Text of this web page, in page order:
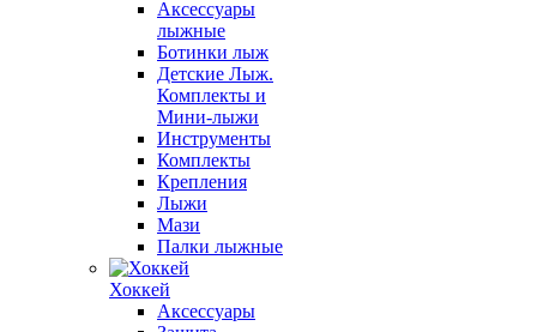
Аксессуары
лыжные
Ботинки лыж
Детские Лыж.
Комплекты и
Мини-лыжи
Инструменты
Комплекты
Крепления
Лыжи
Мази
Палки лыжные
Хоккей
Аксессуары